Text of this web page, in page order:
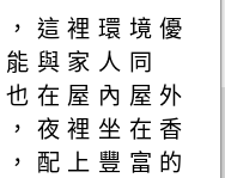
這裡環境優
與家人同
在屋內屋外
夜裡坐在香
配上豐富的